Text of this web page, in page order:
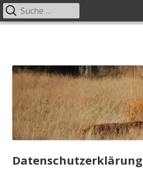
Primäres
Suche
nach:
Datenschutzerklärung